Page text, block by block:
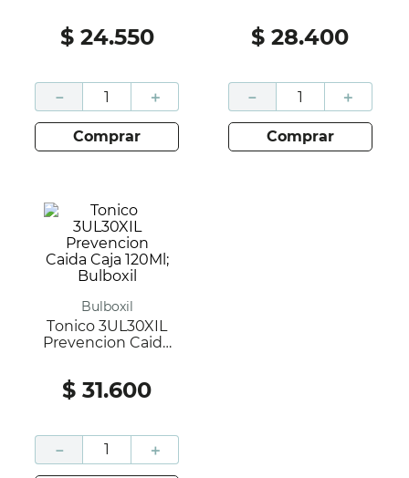
$ 24.550
＋
－
comprar
$ 28.400
＋
－
comprar
Bulboxil
Tonico 3UL30XIL
Prevencion Caida
$ 31.600
＋
－